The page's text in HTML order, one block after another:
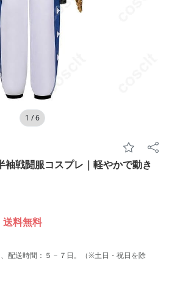
1 /6
袖戦闘服コスプレ｜軽やかで動き
送料無料
配送時間：５－７日。（※土日・祝日を除